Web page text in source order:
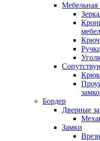
Мебельная
Бордер
Дверные
Замки